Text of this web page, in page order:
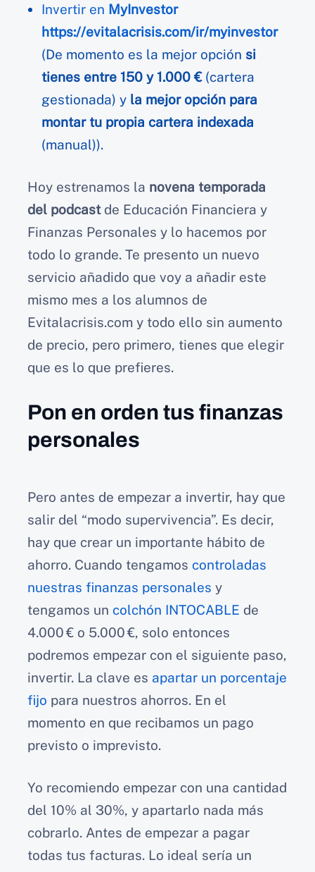
Invertir en MyInvestor
https://evitalacrisis.com/ir/myinvestor
(De momento es la mejor opción si
tienes entre 150 y 1.000 €(cartera
gestionada) y la mejor opción para
montar tu propia cartera indexada
(manual)).
Hoy estrenamos la novena temporada
del podcastde Educación Financiera y
Finanzas Personales y lo hacemos por
todo lo grande. Te presento un nuevo
servicio añadido que voy a añadir este
mismo mes a los alumnos de
Evitalacrisis.com y todo ello sin aumento
de precio, pero primero, tienes que elegir
que es lo que prefieres.
Pon en orden tus finanzas
personales
Pero antes de empezar a invertir, hay que
salir del “modo supervivencia”. Es decir,
hay que crear un importante hábito de
ahorro. Cuando tengamos controladas
nuestras finanzas personales y
tengamos un colchón INTOCABLE de
4.000 € o 5.000 €, solo entonces
podremos empezar con el siguiente paso,
invertir. La clave es apartar un porcentaje
fijo para nuestros ahorros. En el
momento en que recibamos un pago
previsto o imprevisto.
Yo recomiendo empezar con una cantidad
del 10% al 30%, y apartarlo nada más
cobrarlo. Antes de empezar a pagar
todas tus facturas. Lo ideal sería un